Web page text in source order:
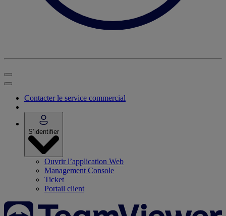
Contacter le service commercial
S’identifier
Ouvrir l’application Web
Management Console
Ticket
Portail client